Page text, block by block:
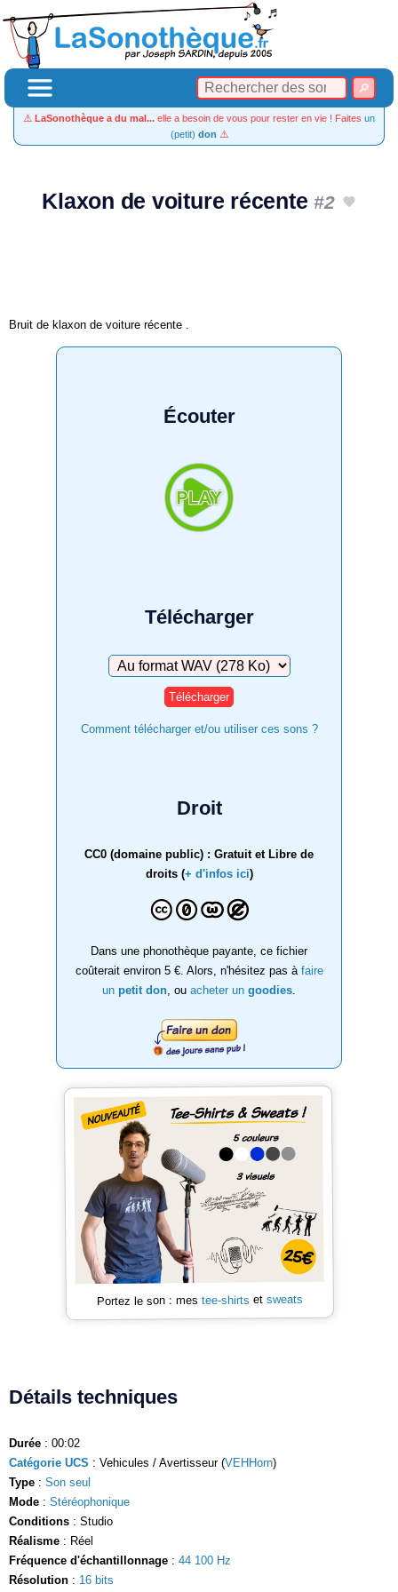
⚠️ LaSonothèque a du mal... elle a besoin de vous pour rester en vie ! Faites un
(petit) don ⚠️
Klaxon de voiture récente#2
Bruit de klaxon de voiture récente .
Écouter
Télécharger
Télécharger
Comment télécharger et/ou utiliser ces sons ?
Droit
CC0 (domaine public) : Gratuit et Libre de
droits (+ d'infos ici)
Dans une phonothèque payante, ce fichier
coûterait environ 5 €. Alors, n'hésitez pas à faire
un petit don , ou acheter un goodies
Portez le son : mes tee-shirts et sweats
Détails techniques
Durée : 00:02
Catégorie UCS : Vehicules / Avertisseur (VEHHorn)
Type : Son seul
Mode : Stéréophonique
Conditions : Studio
Réalisme : Réel
Fréquence d'échantillonnage : 44 100 Hz
Résolution : 16 bits